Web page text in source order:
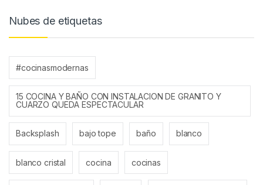
Nubes de etiquetas
#cocinasmodernas
15 COCINA Y BAÑO CON INSTALACION DE GRANITO Y
CUARZO QUEDA ESPECTACULAR
Backsplash bajo tope baño blanco
blanco cristal cocina cocinas